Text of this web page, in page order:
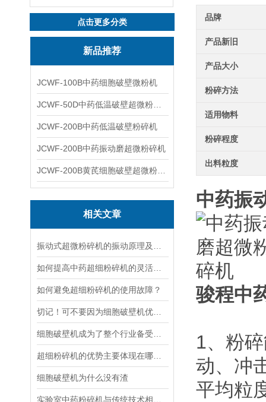
点击更多分类
新品推荐
JCWF-100B中药细胞破壁微粉机
JCWF-200B中药低温破壁粉碎机
JCWF-200B中药振动磨超微粉碎机
相关文章
如何避免超细粉碎机的使用故障？
细胞破壁机为什么没有渣
品牌
产品新旧
产品大小
粉碎方法
适用物料
粉碎程度
出料粒度
中药振
骏程中
1、粉
动、冲
平均粒